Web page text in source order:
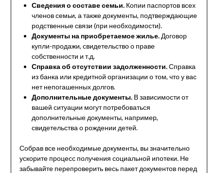
Сведения о составе семьи.Копии паспортов всех
членов семьи, а также документы, подтверждающие
родственные связи (при необходимости).
Документы на приобретаемое жилье.Договор
купли-продажи, свидетельство о праве
собственности и т.д.
Справка об отсутствии задолженности.Справка
из банка или кредитной организации о том, что у вас
нет непогашенных долгов.
Дополнительные документы.В зависимости от
вашей ситуации могут потребоваться
дополнительные документы, например,
свидетельства о рождении детей.
Собрав все необходимые документы, вы значительно
ускорите процесс получения социальной ипотеки. Не
забывайте перепроверить весь пакет документов перед